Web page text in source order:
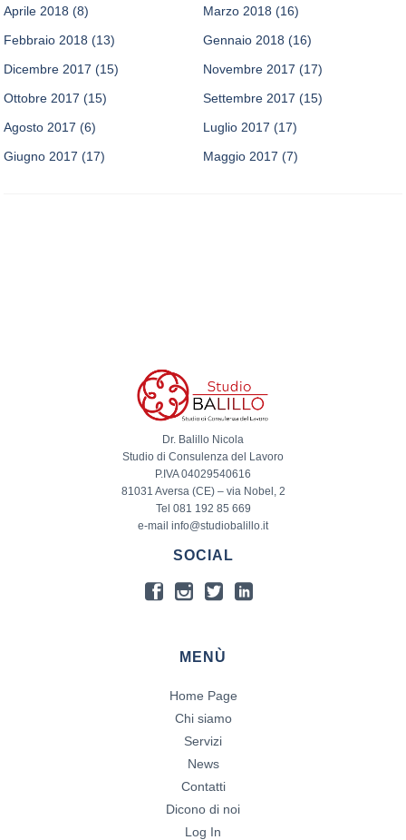
Aprile 2018 (8) Marzo 2018 (16)
Febbraio 2018 (13) Gennaio 2018 (16)
Dicembre 2017 (15) Novembre 2017 (17)
Ottobre 2017 (15) Settembre 2017 (15)
Agosto 2017 (6) Luglio 2017 (17)
Giugno 2017 (17) Maggio 2017 (7)
Dr. Balillo Nicola
Studio di Consulenza del Lavoro
P.IVA 04029540616
81031 Aversa (CE) – via Nobel, 2
Tel 081 192 85 669
e-mail info@studiobalillo.it
SOCIAL
MENÙ
Home Page
Chi siamo
Servizi
News
Contatti
Dicono di noi
Log In